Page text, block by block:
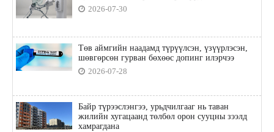
2026-07-30
Төв аймгийн наадамд түрүүлсэн, үзүүрлэсэн,
шөвгөрсөн гурван бөхөөс допинг илэрчээ
2026-07-28
Байр түрээслэнгээ, урьдчилгааг нь таван
жилийн хугацаанд төлбөл орон сууцны зээлд
хамрагдана